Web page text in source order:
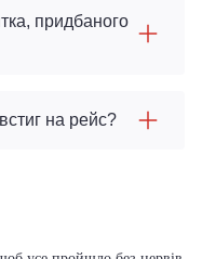
придбаного
на рейс?